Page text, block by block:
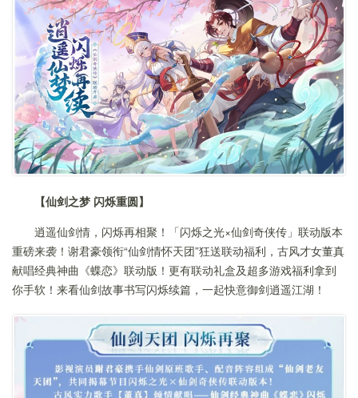
【仙剑之梦 闪烁重圆】
逍遥仙剑情，闪烁再相聚！「闪烁之光×仙剑奇侠传」联动版本
重磅来袭！谢君豪领衔“仙剑情怀天团”狂送联动福利，古风才女董真
献唱经典神曲《蝶恋》联动版！更有联动礼盒及超多游戏福利拿到
你手软！来看仙剑故事书写闪烁续篇，一起快意御剑逍遥江湖！